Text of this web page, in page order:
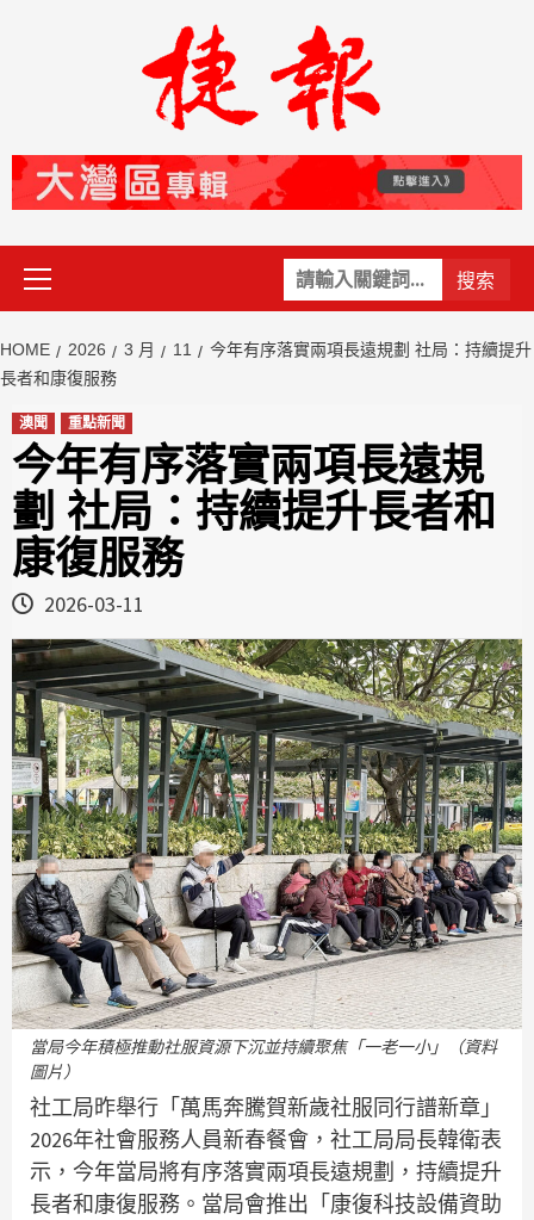
關
鍵
Primary
Menu
HOME 2026 3 月 11
今年有序落實兩項長遠規劃 社局：持續提升
長者和康復服務
澳聞 重點新聞
今年有序落實兩項長遠規
劃 社局：持續提升長者和
康復服務
2026-03-11
當局今年積極推動社服資源下沉並持續聚焦「一老一小」（資料
圖片）
社工局昨舉行「萬馬奔騰賀新歲社服同行譜新章」
2026年社會服務人員新春餐會，社工局局長韓衛表
示，今年當局將有序落實兩項長遠規劃，持續提升
長者和康復服務。當局會推出「康復科技設備資助